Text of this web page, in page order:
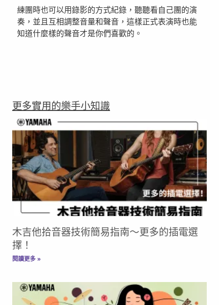
練團時也可以用錄影的方式紀錄，聽聽看自己團的演
奏，並且互相調整音量和聲音，這樣正式表演時也能
知道什麼樣的聲音才是你們喜歡的。
更多實用的樂手小知識
木吉他拾音器技術簡易指南～更多的插電選
擇！
閱讀更多 »